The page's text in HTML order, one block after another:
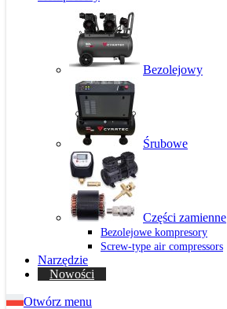
Bezolejowy
Śrubowe
Części zamienne
Bezolejowe kompresory
Screw-type air compressors
Narzędzie
Nowości
Otwórz menu